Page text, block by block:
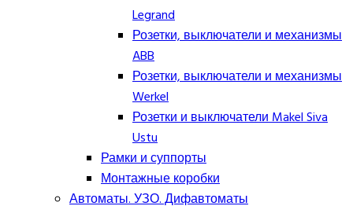
Legrand
Розетки, выключатели и механизмы
ABB
Розетки, выключатели и механизмы
Werkel
Розетки и выключатели Makel Siva
Ustu
Рамки и суппорты
Монтажные коробки
Автоматы. УЗО. Дифавтоматы